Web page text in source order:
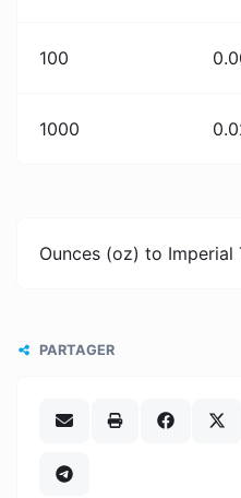
100
1000
Ounces (oz) to
PARTAGER